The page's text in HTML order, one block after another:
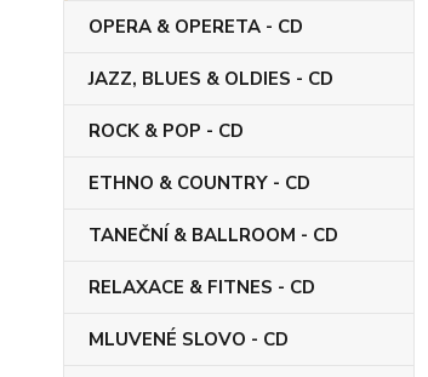
OPERA & OPERETA - CD
JAZZ, BLUES & OLDIES - CD
ROCK & POP - CD
ETHNO & COUNTRY - CD
TANEČNÍ & BALLROOM - CD
RELAXACE & FITNES - CD
MLUVENÉ SLOVO - CD